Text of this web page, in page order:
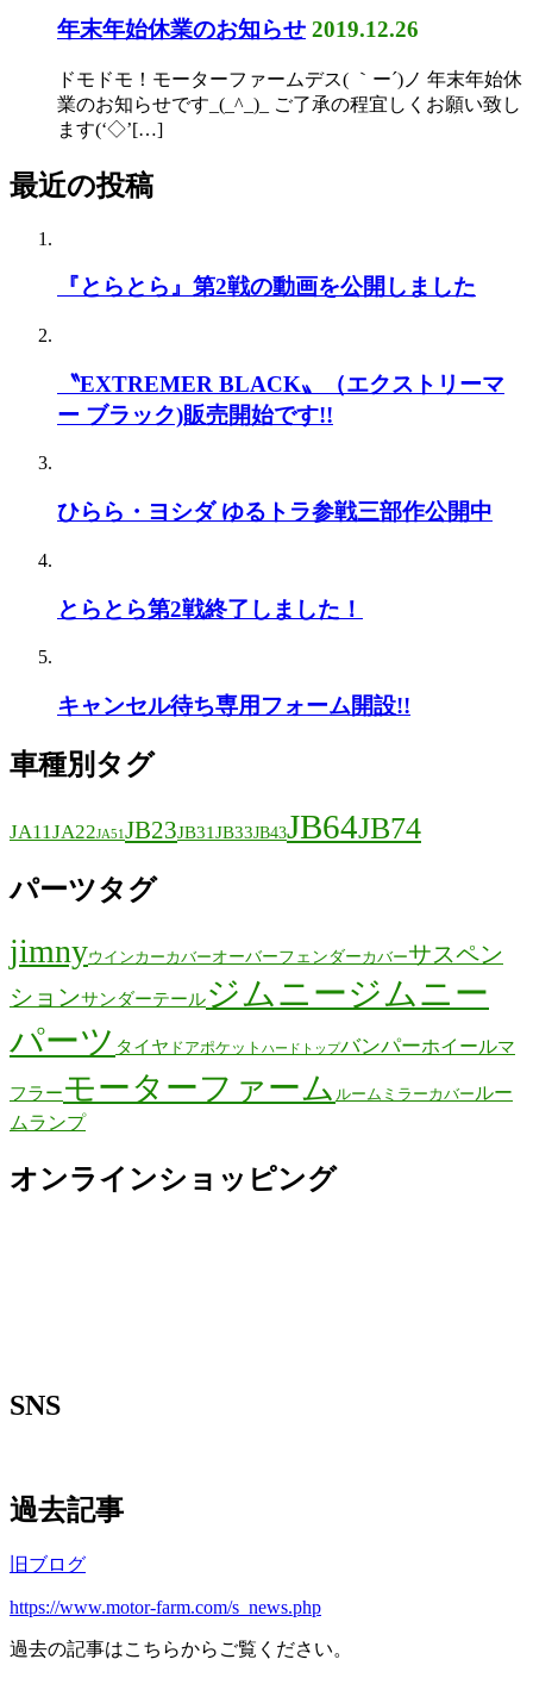
年末年始休業のお知らせ 2019.12.26
ドモドモ！モーターファームデス( ｀ー´)ノ 年末年始休
業のお知らせです_(_^_)_ ご了承の程宜しくお願い致し
ます(‘◇’[…]
最近の投稿
『とらとら』第2戦の動画を公開しました
〝EXTREMER BLACK〟（エクストリーマ
ー ブラック)販売開始です!!
ひらら・ヨシダ ゆるトラ参戦三部作公開中
とらとら第2戦終了しました！
キャンセル待ち専用フォーム開設!!
車種別タグ
JA11JA22JA51 JB23JB31JB33JB43JB64JB74
パーツタグ
jimnyウインカーカバーオーバーフェンダーカバーサスペン
ションサンダーテールジムニージムニー
パーツ タイヤ ドアポケット ハードトップバンパーホイールマ
フラーモーターファーム ルームミラーカバー ルー
ムランプ
オンラインショッピング
SNS
過去記事
旧ブログ
https://www.motor-farm.com/s_news.php
過去の記事はこちらからご覧ください。